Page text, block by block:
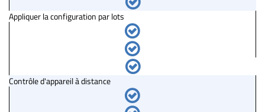
Appliquer la configuration par lots
Contrôle d'appareil à distance